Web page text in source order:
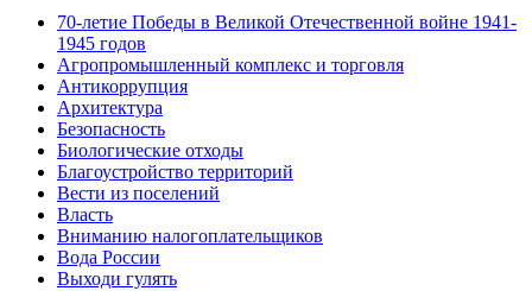
70-летие Победы в Великой Отечественной войне 1941-
1945 годов
Агропромышленный комплекс и торговля
Антикоррупция
Архитектура
Безопасность
Биологические отходы
Благоустройство территорий
Вести из поселений
Власть
Вниманию налогоплательщиков
Вода России
Выходи гулять